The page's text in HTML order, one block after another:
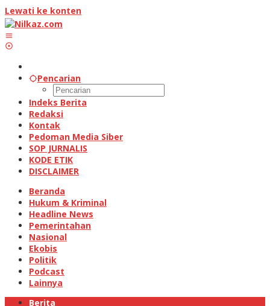
Lewati ke konten
Pencarian
Indeks Berita
Redaksi
Kontak
Pedoman Media Siber
SOP JURNALIS
KODE ETIK
DISCLAIMER
Beranda
Hukum & Kriminal
Headline News
Pemerintahan
Nasional
Ekobis
Politik
Podcast
Lainnya
Berita